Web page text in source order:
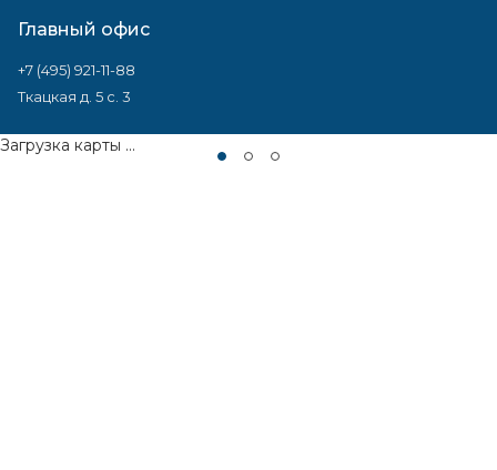
Главный офис
+7 (495) 921-11-88
Ткацкая д. 5 с. 3
Загрузка карты ...